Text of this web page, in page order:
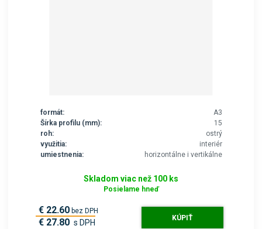
formát:
A3
Šírka profilu (mm):
15
roh:
ostrý
využitia:
interiér
umiestnenia:
horizontálne i vertikálne
Skladom viac než 100 ks
Posielame hneď
€ 22.60 bez DPH
€ 27.80 s DPH KÚPIŤ